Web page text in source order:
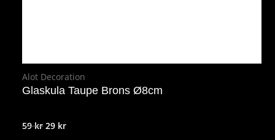
Alot Decoration
Glaskula Taupe Brons Ø8cm
59krDet
29 krDet